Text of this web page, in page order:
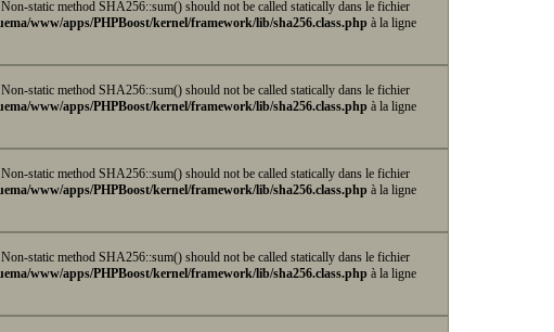
Non-static method SHA256::sum() should not be called statically dans le fichier
www/apps/PHPBoost/kernel/framework/lib/sha256.class.php à la ligne
Non-static method SHA256::sum() should not be called statically dans le fichier
www/apps/PHPBoost/kernel/framework/lib/sha256.class.php à la ligne
Non-static method SHA256::sum() should not be called statically dans le fichier
www/apps/PHPBoost/kernel/framework/lib/sha256.class.php à la ligne
Non-static method SHA256::sum() should not be called statically dans le fichier
www/apps/PHPBoost/kernel/framework/lib/sha256.class.php à la ligne